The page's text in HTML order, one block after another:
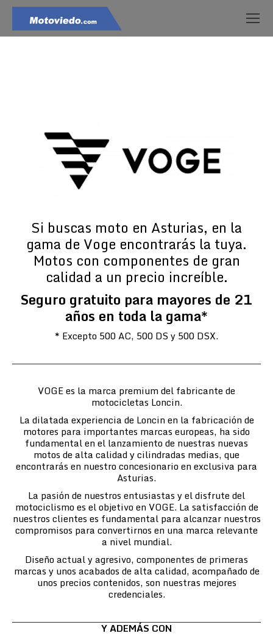
Si buscas moto en Asturias, en la
gama de Voge encontrarás la tuya.
Motos con componentes de gran
calidad a un precio increíble.
Seguro gratuito para mayores de 21
años en toda la gama*
* Excepto 500 AC, 500 DS y 500 DSX.
VOGE es la marca premium del fabricante de
motocicletas Loncin.
La dilatada experiencia de Loncin en la fabricación de
motores para importantes marcas europeas, ha sido
fundamental en el lanzamiento de nuestras nuevas
motos de alta calidad y cilindradas medias, que
encontrarás en nuestro concesionario en exclusiva para
Asturias.
La pasión de nuestros entusiastas y el disfrute del
motociclismo es el objetivo en VOGE. La satisfacción de
nuestros clientes es fundamental para alcanzar nuestros
compromisos para convertirnos en una marca relevante
a nivel mundial.
Diseño actual y agresivo, componentes de primeras
marcas y unos acabados de alta calidad, acompañado de
unos precios contenidos, son nuestras mejores
credenciales.
Y ADEMÁS CON